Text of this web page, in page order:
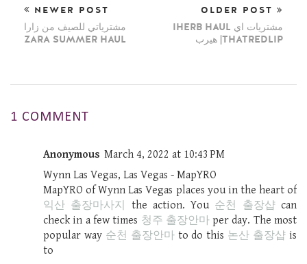
NEWER POST
مشترياتي للصيف من زارا
ZARA SUMMER HAUL
OLDER POST
IHERB HAUL مشتريات اي
هيرب |THATREDLIP
1 COMMENT
Anonymous March 4, 2022 at 10:43 PM
Wynn Las Vegas, Las Vegas - MapYRO
MapYRO of Wynn Las Vegas places you in the heart of
익산 출장마사지
the action. You 순천 출장샵can
check in a few times 청주 출장안마per day. The most
popular way 순천 출장안마to do this 논산 출장샵 is
to